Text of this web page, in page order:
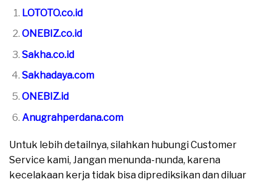
LOTOTO.co.id
ONEBIZ.co.id
Sakha.co.id
Sakhadaya.com
ONEBIZ.id
Anugrahperdana.com
Untuk lebih detailnya, silahkan hubungi Customer
Service kami, Jangan menunda-nunda, karena
kecelakaan kerja tidak bisa diprediksikan dan diluar